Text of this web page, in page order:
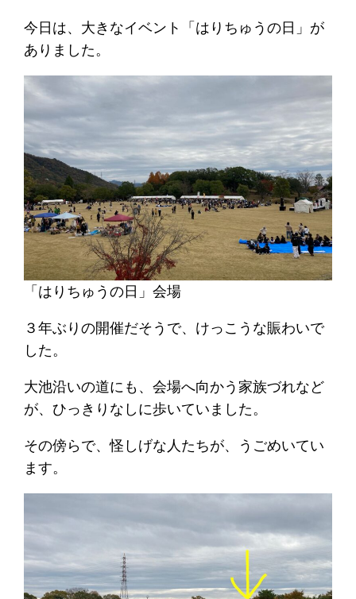
今日は、大きなイベント「はりちゅうの日」が
ありました。
「はりちゅうの日」会場
３年ぶりの開催だそうで、けっこうな賑わいで
した。
大池沿いの道にも、会場へ向かう家族づれなど
が、ひっきりなしに歩いていました。
その傍らで、怪しげな人たちが、うごめいてい
ます。